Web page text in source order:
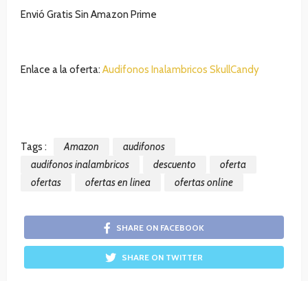
Envió Gratis Sin Amazon Prime
Enlace a la oferta: Audifonos Inalambricos SkullCandy
Tags : Amazon
audifonos
audifonos inalambricos
descuento
oferta
ofertas
ofertas en linea ofertas online
SHARE ON FACEBOOK
SHARE ON TWITTER